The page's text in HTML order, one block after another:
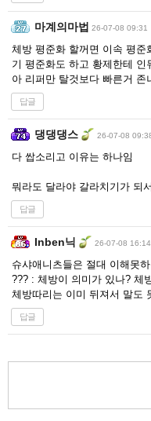
마계의마법 26-07-08 09:31
체방 평준화 할꺼면 이속 평준
기 평준화도 하고 황제한테
아 리퍼만 탈것보다 빠른거
답글
댕댕댕스 26-07-08
다 쌉소리고 이유는 하나임
뭐라도 달라야 갈라치기가 되서
답글
Inben닉 26-07-08 16:14
슈샤애니츠들은 절대 이해못
??? : 체방이 의미가 있나? 체
체방따리는 이미 뒤져서 말도
답글